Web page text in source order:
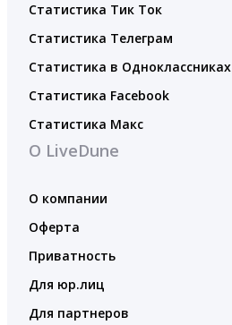
Статистика Тик Ток
Статистика Телеграм
Статистика в Одноклассниках
Статистика Facebook
Статистика Макс
О LiveDune
О компании
Оферта
Приватность
Для юр.лиц
Для партнеров